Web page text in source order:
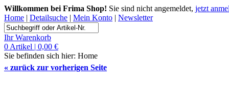
Willkommen bei Frima Shop! Sie sind nicht angemeldet, jetzt
Home | Detailsuche | Mein Konto | Newsletter
Ihr Warenkorb
0 Artikel | 0,00 €
Sie befinden sich hier: Home
« zurück zur vorherigen Seite